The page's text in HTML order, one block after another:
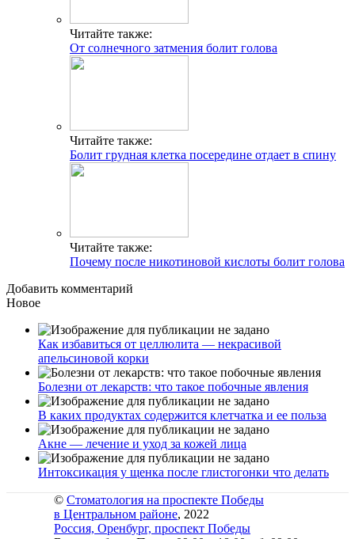
Читайте также:
От солнечного затмения болит голова
Читайте также:
Болит грудная клетка посередине отдает в спину
Читайте также:
Почему после никотиновой кислоты болит голова
Добавить комментарий
Новое
Как избавиться от целлюлита — некрасивой
апельсиновой корки
Болезни от лекарств: что такое побочные явления
В каких продуктах содержится клетчатка и ее польза
Акне — лечение и уход за кожей лица
Интоксикация у щенка после глистогонки что делать
© Стоматология на проспекте Победы
в Центральном районе, 2022
Россия, Оренбург, проспект Победы